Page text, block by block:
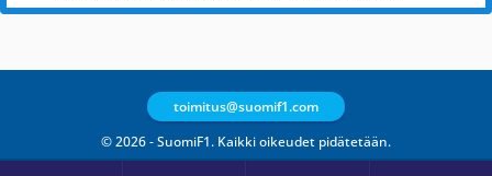
© 2026 - SuomiF1. Kaikki oikeudet pidätetään.
toimitus@suomif1.com